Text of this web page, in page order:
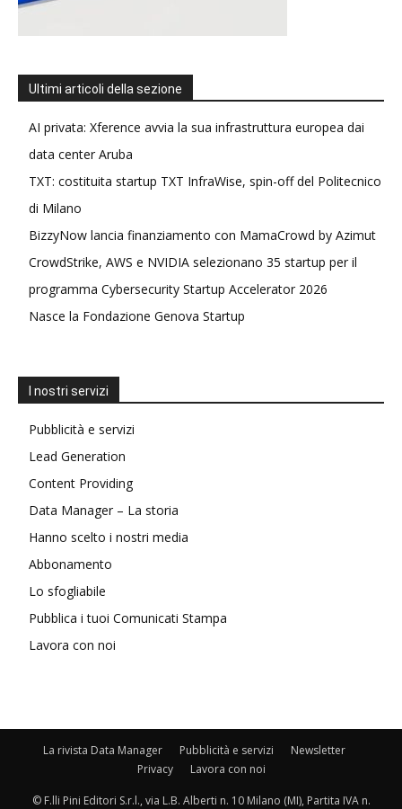
Ultimi articoli della sezione
AI privata: Xference avvia la sua infrastruttura europea dai
data center Aruba
TXT: costituita startup TXT InfraWise, spin-off del Politecnico
di Milano
BizzyNow lancia finanziamento con MamaCrowd by Azimut
CrowdStrike, AWS e NVIDIA selezionano 35 startup per il
programma Cybersecurity Startup Accelerator 2026
Nasce la Fondazione Genova Startup
I nostri servizi
Pubblicità e servizi
Lead Generation
Content Providing
Data Manager – La storia
Hanno scelto i nostri media
Abbonamento
Lo sfogliabile
Pubblica i tuoi Comunicati Stampa
Lavora con noi
La rivista Data Manager Pubblicità e servizi
Newsletter
Privacy
Lavora con noi
© F.lli Pini Editori S.r.l., via L.B. Alberti n. 10 Milano (MI), Partita IVA n.